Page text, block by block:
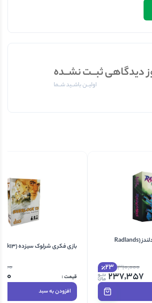
دیدگاهی ثبــت نشــده
اولیــن باشــید شــما
اکسپنشن بازی فکری ردلندز (Radlands
23 310,000
237,357
بازی فکری شرلوک سیزده (Sherlock13)
افزودن به سبد